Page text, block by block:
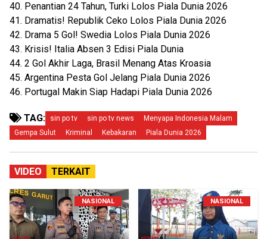
40. Penantian 24 Tahun, Turki Lolos Piala Dunia 2026
41. Dramatis! Republik Ceko Lolos Piala Dunia 2026
42. Drama 5 Gol! Swedia Lolos Piala Dunia 2026
43. Krisis! Italia Absen 3 Edisi Piala Dunia
44. 2 Gol Akhir Laga, Brasil Menang Atas Kroasia
45. Argentina Pesta Gol Jelang Piala Dunia 2026
46. Portugal Makin Siap Hadapi Piala Dunia 2026
TAG: sin po tv sin po tv news
Menyapa Indonesia Malam
Gempa Sulut
Kriminal Kebakaran Piala Dunia 2026
VIDEO TERKAIT
NASIONAL NASIONAL